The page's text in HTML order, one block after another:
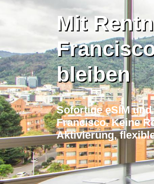
Mit
bleiben
Sofortige eSIM
Francisco. Keine
Aktivierung,